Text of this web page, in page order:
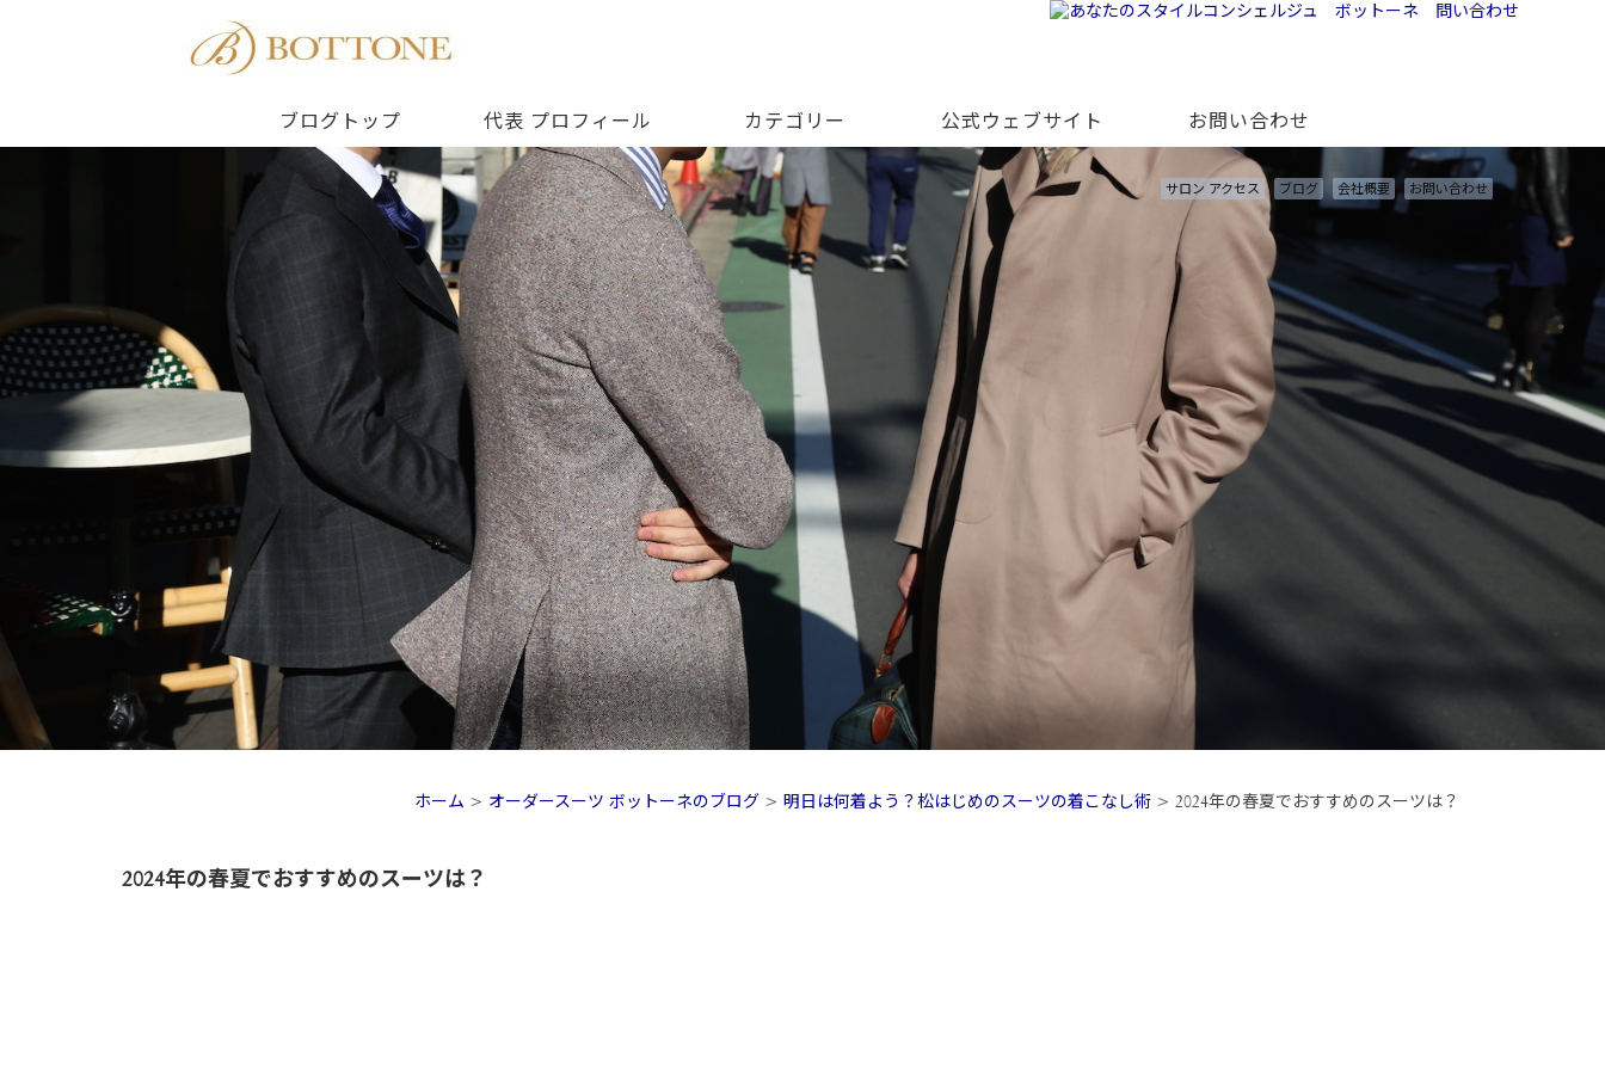
ブログトップ 代表 プロフィール カテゴリー 公式ウェブサイト お問い合わせ
サロン アクセス ブログ 会社概要 お問い合わせ
ホーム > オーダースーツ ボットーネのブログ > 明日は何着よう？松はじめのスーツの着こなし術 > 2024年の春夏でおすすめのスーツは？
2024年の春夏でおすすめのスーツは？